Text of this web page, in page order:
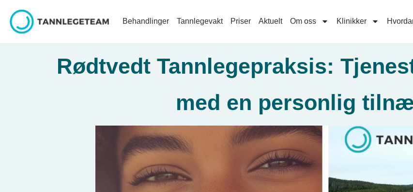
Behandlinger Tannlegevakt Priser Aktuelt Om oss Klinikker
Rødtvedt Tannlegepraksis:
med en personlig